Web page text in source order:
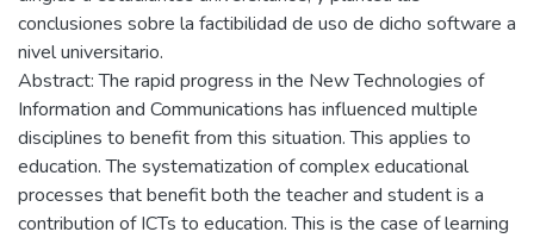
conclusiones sobre la factibilidad de uso de dicho software a
nivel universitario.
Abstract: The rapid progress in the New Technologies of
Information and Communications has influenced multiple
disciplines to benefit from this situation. This applies to
education. The systematization of complex educational
processes that benefit both the teacher and student is a
contribution of ICTs to education. This is the case of learning